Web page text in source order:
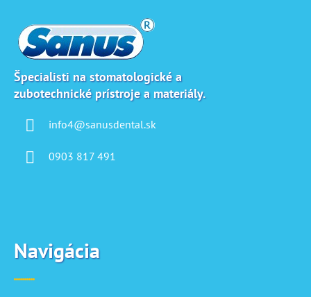
Špecialisti na stomatologické a
zubotechnické prístroje a materiály.
info4@sanusdental.sk
0903 817 491
Navigácia